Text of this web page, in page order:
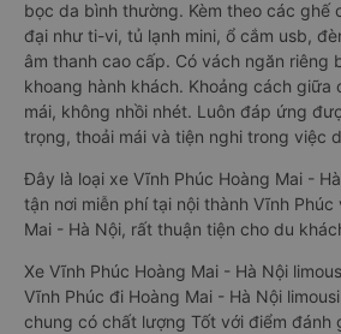
bọc da bình thường. Kèm theo các ghế
đại như ti-vi, tủ lạnh mini, ổ cắm usb,
âm thanh cao cấp. Có vách ngăn riêng
khoang hành khách. Khoảng cách giữa
mái, không nhồi nhét. Luôn đáp ứng
trọng, thoải mái và tiện nghi trong việc
Đây là loại xe Vĩnh Phúc Hoàng Mai -
tận nơi miễn phí tại nội thành Vĩnh Phúc
Mai - Hà Nội, rất thuận tiện cho du
Xe Vĩnh Phúc Hoàng Mai - Hà Nội
Vĩnh Phúc đi Hoàng Mai - Hà Nội
chung có chất lượng Tốt với điểm đánh